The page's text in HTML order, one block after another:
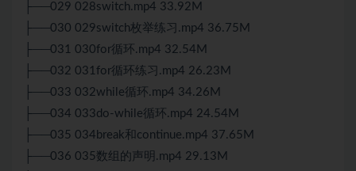
├──029 028switch.mp4 33.92M
├──030 029switch枚举练习.mp4 36.75M
├──031 030for循环.mp4 32.54M
├──032 031for循环练习.mp4 26.23M
├──033 032while循环.mp4 34.26M
├──034 033do-while循环.mp4 24.54M
├──035 034break和continue.mp4 37.65M
├──036 035数组的声明.mp4 29.13M